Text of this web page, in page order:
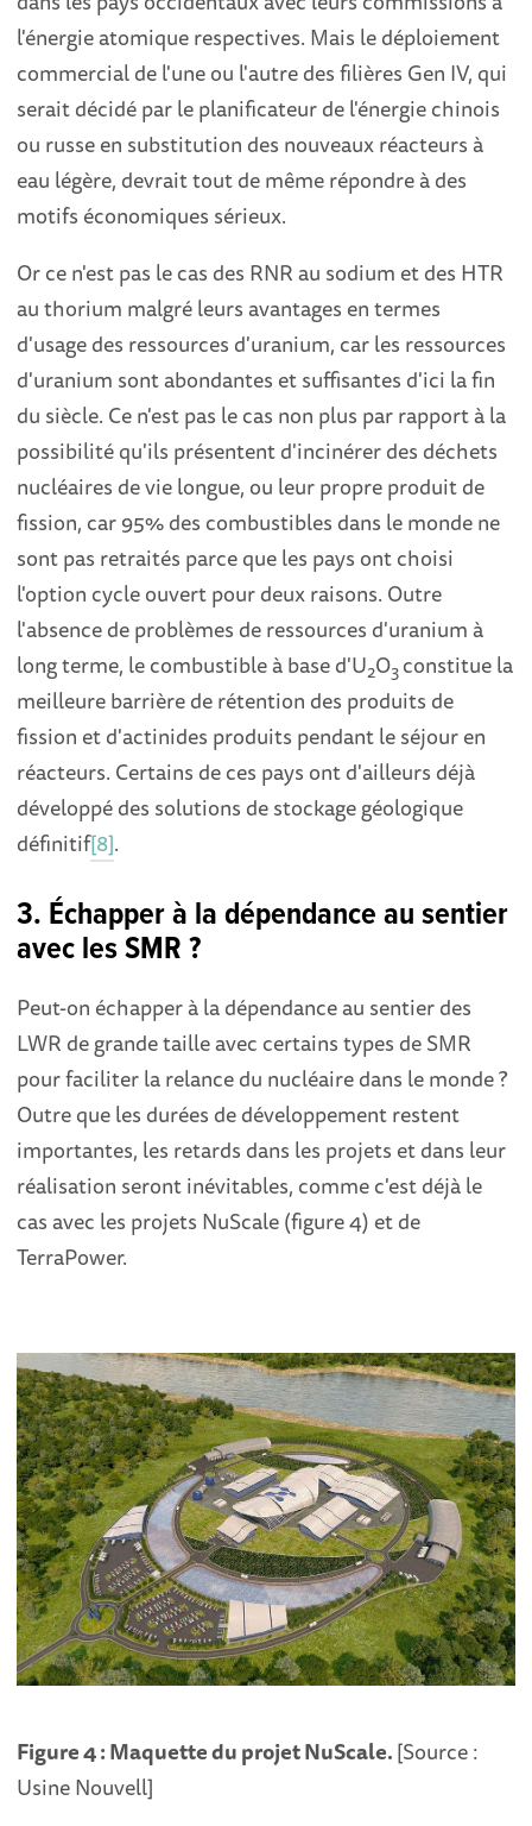
l'énergie atomique respectives. Mais le déploiement
commercial de l'une ou l'autre des filières Gen IV, qui
serait décidé par le planificateur de l'énergie chinois
ou russe en substitution des nouveaux réacteurs à
eau légère, devrait tout de même répondre à des
motifs économiques sérieux.
Or ce n'est pas le cas des RNR au sodium et des HTR
au thorium malgré leurs avantages en termes
d'usage des ressources d'uranium, car les ressources
d'uranium sont abondantes et suffisantes d'ici la fin
du siècle. Ce n'est pas le cas non plus par rapport à la
possibilité qu'ils présentent d'incinérer des déchets
nucléaires de vie longue, ou leur propre produit de
fission, car 95% des combustibles dans le monde ne
sont pas retraités parce que les pays ont choisi
l'option cycle ouvert pour deux raisons. Outre
l'absence de problèmes de ressources d'uranium à
long terme, le combustible à base d'U2O3constitue la
meilleure barrière de rétention des produits de
fission et d'actinides produits pendant le séjour en
réacteurs. Certains de ces pays ont d'ailleurs déjà
développé des solutions de stockage géologique
définitif[8].
3. Échapper à la dépendance au sentier
avec les SMR ?
Peut-on échapper à la dépendance au sentier des
LWR de grande taille avec certains types de SMR
pour faciliter la relance du nucléaire dans le monde ?
Outre que les durées de développement restent
importantes, les retards dans les projets et dans leur
réalisation seront inévitables, comme c'est déjà le
cas avec les projets NuScale (figure 4) et de
TerraPower.
Figure 4 : Maquette du projet NuScale.[Source :
Usine Nouvell]